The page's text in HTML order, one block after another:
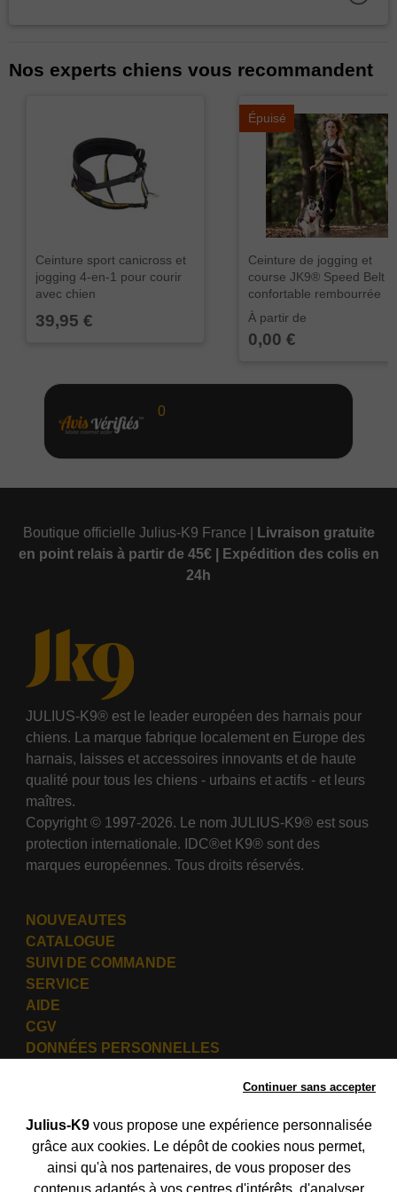
Nos experts chiens vous recommandent
Ceinture sport canicross et
jogging 4-en-1 pour courir
avec chien
39,95 €
Épuisé
Ceinture de jogging et
course JK9® Speed Belt
confortable rembourrée
À partir de
0,00 €
0
Boutique officielle Julius-K9 France |
Livraison gratuite
en point relais à partir de 45€ | Expédition des colis en
24h
JULIUS-K9® est le leader européen des harnais pour
chiens. La marque fabrique localement en Europe des
harnais, laisses et accessoires innovants et de haute
qualité pour tous les chiens - urbains et actifs - et leurs
maîtres.
Copyright © 1997-2026. Le nom JULIUS-K9® est sous
protection internationale. IDC®et K9® sont des
marques européennes. Tous droits réservés.
NOUVEAUTES
CATALOGUE
SUIVI DE COMMANDE
SERVICE
AIDE
CGV
DONNÉES PERSONNELLES
Continuer sans accepter
Julius-K9vous propose une expérience personnalisée
grâce aux cookies. Le dépôt de cookies nous permet,
ainsi qu'à nos partenaires, de vous proposer des
contenus adaptés à vos centres d'intérêts, d'analyser